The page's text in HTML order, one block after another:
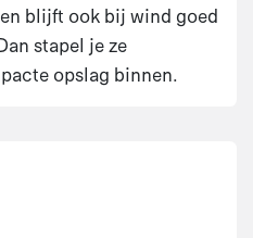
blijft ook bij wind goed
stapel je ze
opslag binnen.